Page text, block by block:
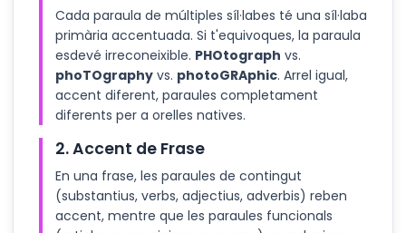
Cada paraula de múltiples síl·labes té una síl·laba
primària accentuada. Si t'equivoques, la paraula
esdevé irreconeixible. PHOtograph vs.
phoTOgraphy vs. photoGRAphic. Arrel igual,
accent diferent, paraules completament
diferents per a orelles natives.
2. Accent de Frase
En una frase, les paraules de contingut
(substantius, verbs, adjectius, adverbis) reben
accent, mentre que les paraules funcionals